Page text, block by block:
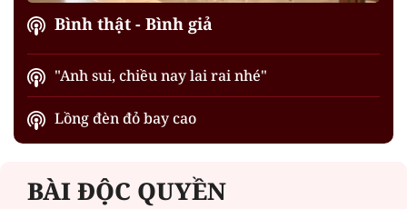
Bình thật - Bình giả
"Anh sui, chiều nay lai rai nhé"
Lồng đèn đỏ bay cao
BÀI ĐỘC QUYỀN